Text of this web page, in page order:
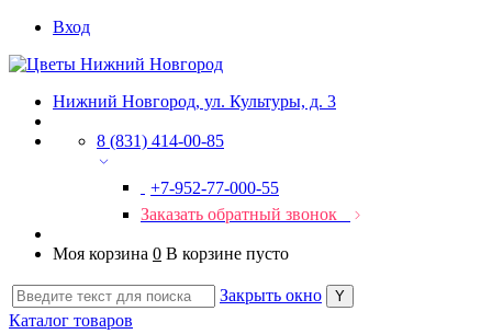
Вход
Нижний Новгород, ул. Культуры, д. 3
8 (831) 414-00-85
+7-952-77-000-55
Заказать обратный звонок
Моя корзина 0 В корзине пусто
Закрыть окно
Каталог товаров